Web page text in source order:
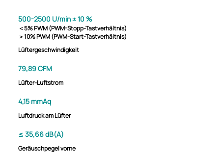
500-2500 U/min ± 10 %
＜5% PWM (PWM-Stopp-Tastverhältnis)
＞10% PWM (PWM-Start-Tastverhältnis)
Lüftergeschwindigkeit
79,89 CFM
Lüfter-Luftstrom
4,15 mmAq
Luftdruck am Lüfter
≤ 35,66 dB(A)
Geräuschpegel vorne